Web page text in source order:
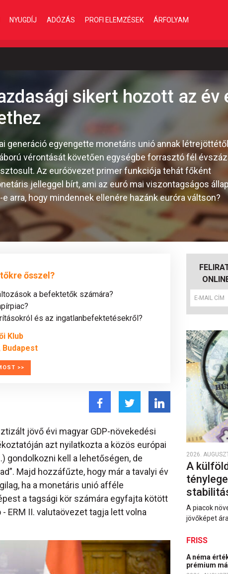
NYUGDÍJ ADÓZÁS PROFI ELEMZÉSEK ÁRFOLYAM
sikert hozott az év
generáció egyengette monetáris unió annak létrejöttétől
vérontását követően egységbe forrasztó fél
Az euróövezet primer funkciója tehát főként
jelleggel bírt, ami az euró mai viszontagságos
arra, hogy mindennek ellenére hazánk euróra váltson?
ősszel?
a befektetők számára?
és az ingatlanbefektetésekről?
Klub
Budapest
>>
jövő évi magyar GDP-növekedési
azt nyilatkozta a közös európai
gondolkozni kell a lehetőségen, de
Majd hozzáfűzte, hogy már a tavalyi év
ha a monetáris unió afféle
a tagsági kör számára egyfajta kötött
ERM II. valutaövezet tagja lett volna
2026.
A
A piacok
jövőképet
FRISS
A néma
prémium